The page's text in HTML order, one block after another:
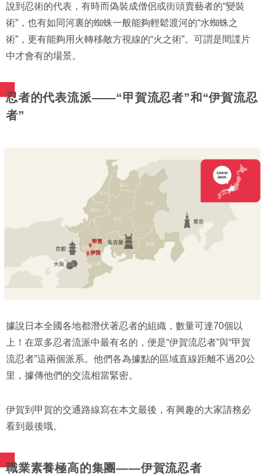
說到忍術的代表，有時而偽裝成僧侶或街頭賣藝者的“變裝
術”，也有如同河裏的蜘蛛一般能夠輕鬆渡河的“水蜘蛛之
術”，更有能夠用火轉移敵方視線的“火之術”。可謂是間諜片
中才會有的場景。
忍者的代表流派——“甲賀流忍者”和“伊賀流忍
者”
據說日本全國各地都潛伏著忍者的組織，數量可達70個以
上！在眾多忍者流派中最有名的，便是“伊賀流忍者”與“甲賀
流忍者”這兩個派系。他們各為據點的區域直線距離不過20公
里，據傳他們的交流相當緊密。
伊賀到甲賀的交通路線寫在本文最後，有興趣的大家請務必
看到最後哦。
職業素養極高的集團——伊賀流忍者